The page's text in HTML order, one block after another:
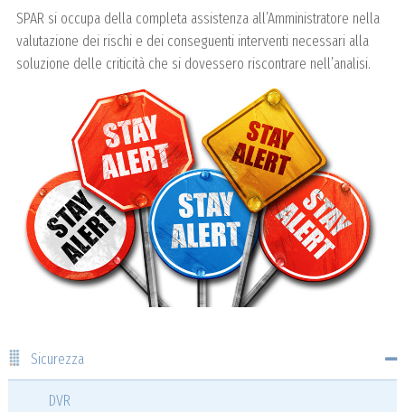
SPAR si occupa della completa assistenza all’Amministratore nella
valutazione dei rischi e dei conseguenti interventi necessari alla
soluzione delle criticità che si dovessero riscontrare nell’analisi.
Sicurezza
DVR